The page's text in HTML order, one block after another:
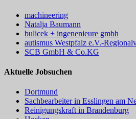
machineering
Natalja Baumann
bulicek + ingenenieure gmbh
autismus Westpfalz e.V.-
SCB GmbH & Co.KG
Aktuelle Jobsuchen
Dortmund
Sachbearbeiter in Esslingen am
Reinigungskraft in Brandenburg